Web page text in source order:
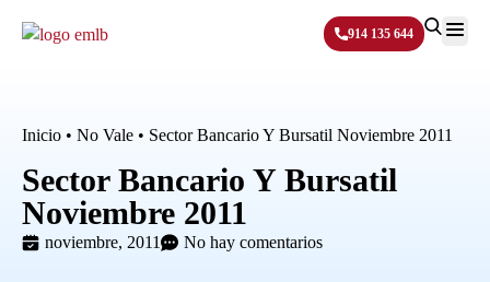
914 135 644
Inicio • No Vale • Sector Bancario Y Bursatil Noviembre 2011
Sector Bancario Y Bursatil
Noviembre 2011
noviembre, 2011 No hay comentarios